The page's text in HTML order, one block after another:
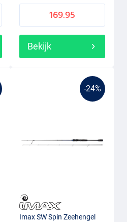
169.95
Bekijk
-24%
Imax SW Spin Zeehengel